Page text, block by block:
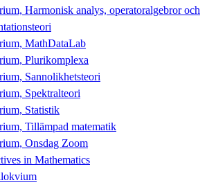
Harmonisk analys, operatoralgebror och
MathDataLab
Plurikomplexa
Sannolikhetsteori
Spektralteori
Statistik
Tillämpad matematik
Onsdag Zoom
in Mathematics